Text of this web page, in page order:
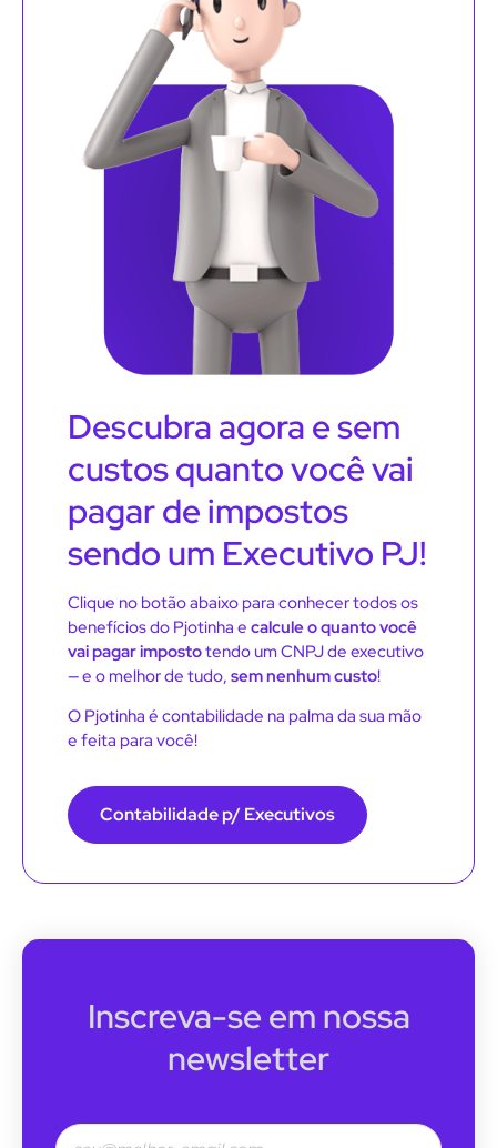
Descubra agora e sem
custos quanto você vai
pagar de impostos
sendo um Executivo PJ!
Clique no botão abaixo para conhecer todos os
benefícios do Pjotinha e calcule o quanto você
vai pagar impostotendo um CNPJ de executivo
— e o melhor de tudo, sem nenhum custo!
O Pjotinha é contabilidade na palma da sua mão
e feita para você!
Contabilidade p/ Executivos
Inscreva-se em nossa
newsletter